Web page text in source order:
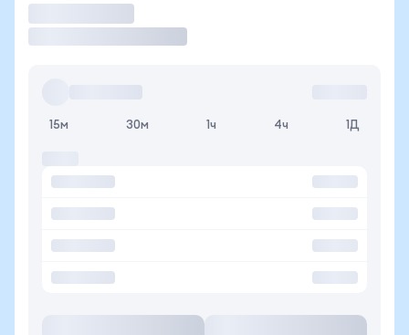
15м 30м 1ч 4ч 1Д